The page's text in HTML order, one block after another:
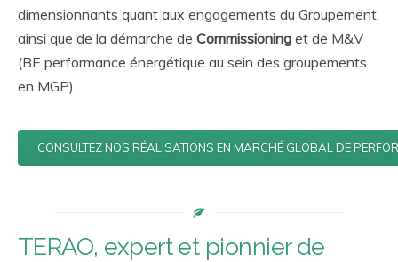
dimensionnants quant aux engagements du Groupement,
ainsi que de la démarche de Commissioning et de M&V
(BE performance énergétique au sein des groupements
en MGP).
CONSULTEZ NOS RÉALISATIONS EN MARCHÉ GLOBAL DE
TERAO, expert et pionnier de